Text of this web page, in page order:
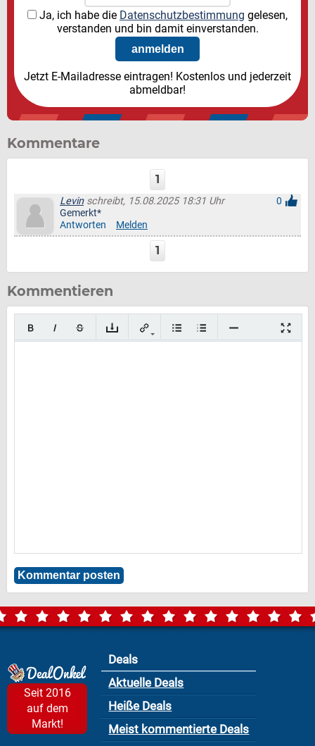
Ja, ich habe die Datenschutzbestimmung gelesen,
verstanden und bin damit einverstanden.
Jetzt E-Mailadresse eintragen! Kostenlos und jederzeit
abmeldbar!
Kommentare
1
Levinschreibt, 15.08.2025 18:31 Uhr
0
Gemerkt*
Antworten
Melden
1
Kommentieren
Seit 2016
auf dem
Markt!
Deals
Aktuelle Deals
Heiße Deals
Meist kommentierte Deals